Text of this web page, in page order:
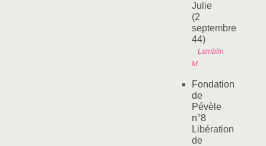
Julie
(2
septembre
44)
Lamblin
M.
Fondation
de
Pévèle
n°8
Libération
de